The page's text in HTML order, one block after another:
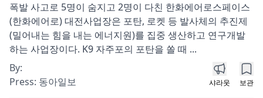
폭발 사고로 5명이 숨지고 2명이 다친 한화에어로스페이스
(한화에어로) 대전사업장은 포탄, 로켓 등 발사체의 추진제
(밀어내는 힘을 내는 에너지원)를 집중 생산하고 연구개발
하는 사업장이다. K9 자주포의 포탄을 쏠 때 ...
By:
Press: 동아일보 샤라웃 보관